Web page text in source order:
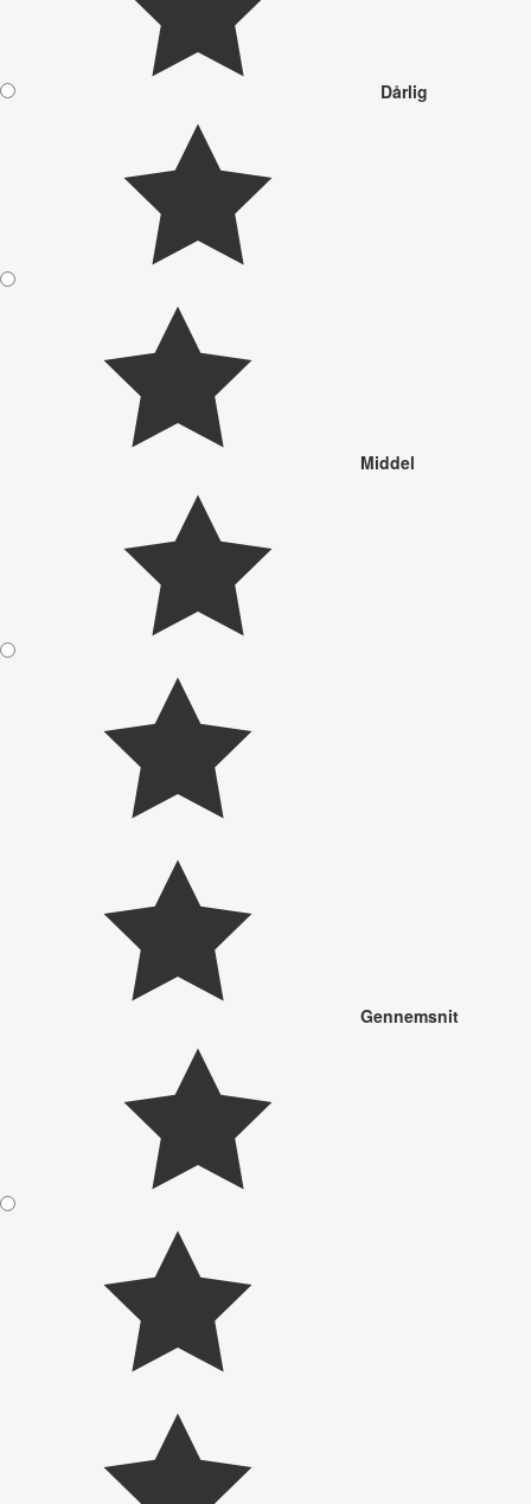
Dårlig
Middel
Gennemsnit